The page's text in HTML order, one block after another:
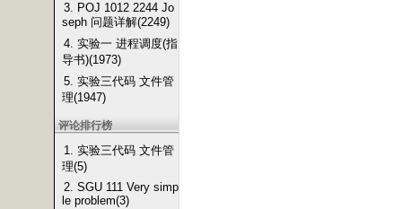
3. POJ 1012 2244 Jo
seph 问题详解(2249)
4. 实验一 进程调度(指
导书)(1973)
5. 实验三代码 文件管
理(1947)
评论排行榜
1. 实验三代码 文件管
理(5)
2. SGU 111 Very simp
le problem(3)